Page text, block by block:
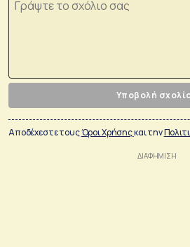
Υποβολή
Αποδέχεστε τουςΌροι Χρήσηςκαι την